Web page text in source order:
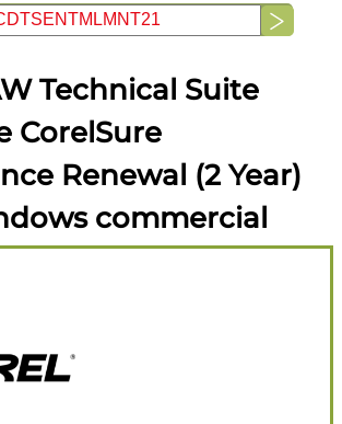
Technical Suite
CorelSure
Renewal (2 Year)
commercial